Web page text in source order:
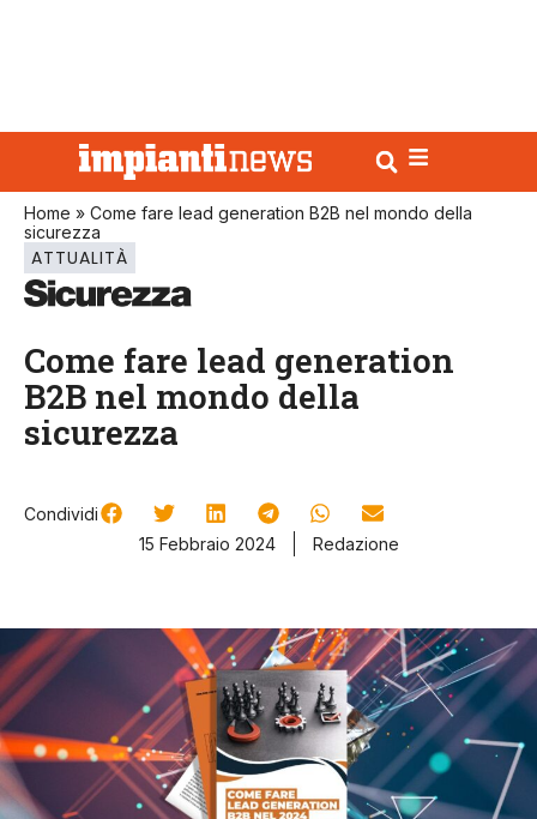
Home » Come fare lead generation B2B nel mondo della
sicurezza
ATTUALITÀ
Come fare lead generation
B2B nel mondo della
sicurezza
Condividi
15 Febbraio 2024
Redazione